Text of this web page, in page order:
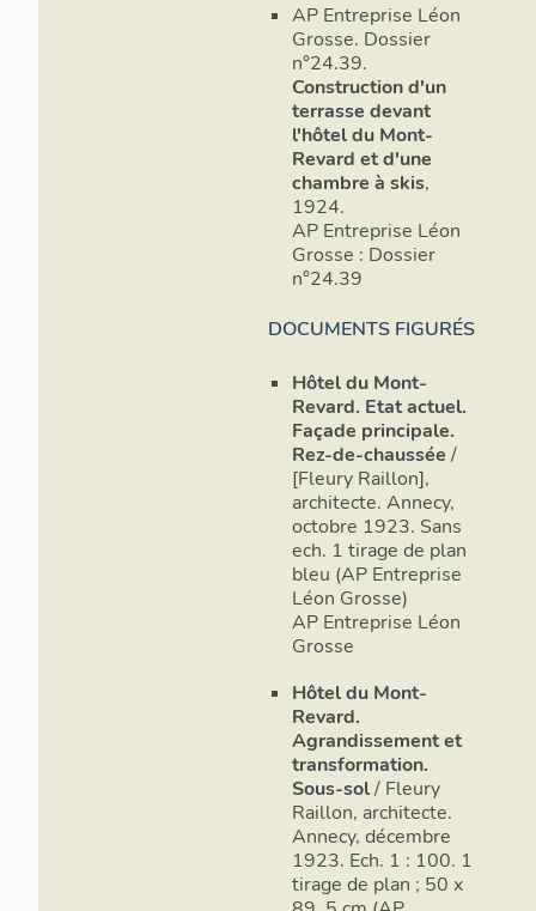
AP Entreprise Léon
Grosse. Dossier
n°24.39.
Construction d'un
terrasse devant
l'hôtel du Mont-
Revard et d'une
chambre à skis,
1924.
AP Entreprise Léon
Grosse : Dossier
n°24.39
DOCUMENTS FIGURÉS
Hôtel du Mont-
Revard. Etat actuel.
Façade principale.
Rez-de-chaussée /
[Fleury Raillon],
architecte. Annecy,
octobre 1923. Sans
ech. 1 tirage de plan
bleu (AP Entreprise
Léon Grosse)
AP Entreprise Léon
Grosse
Hôtel du Mont-
Revard.
Agrandissement et
transformation.
Sous-sol/ Fleury
Raillon, architecte.
Annecy, décembre
1923. Ech. 1 : 100. 1
tirage de plan ; 50 x